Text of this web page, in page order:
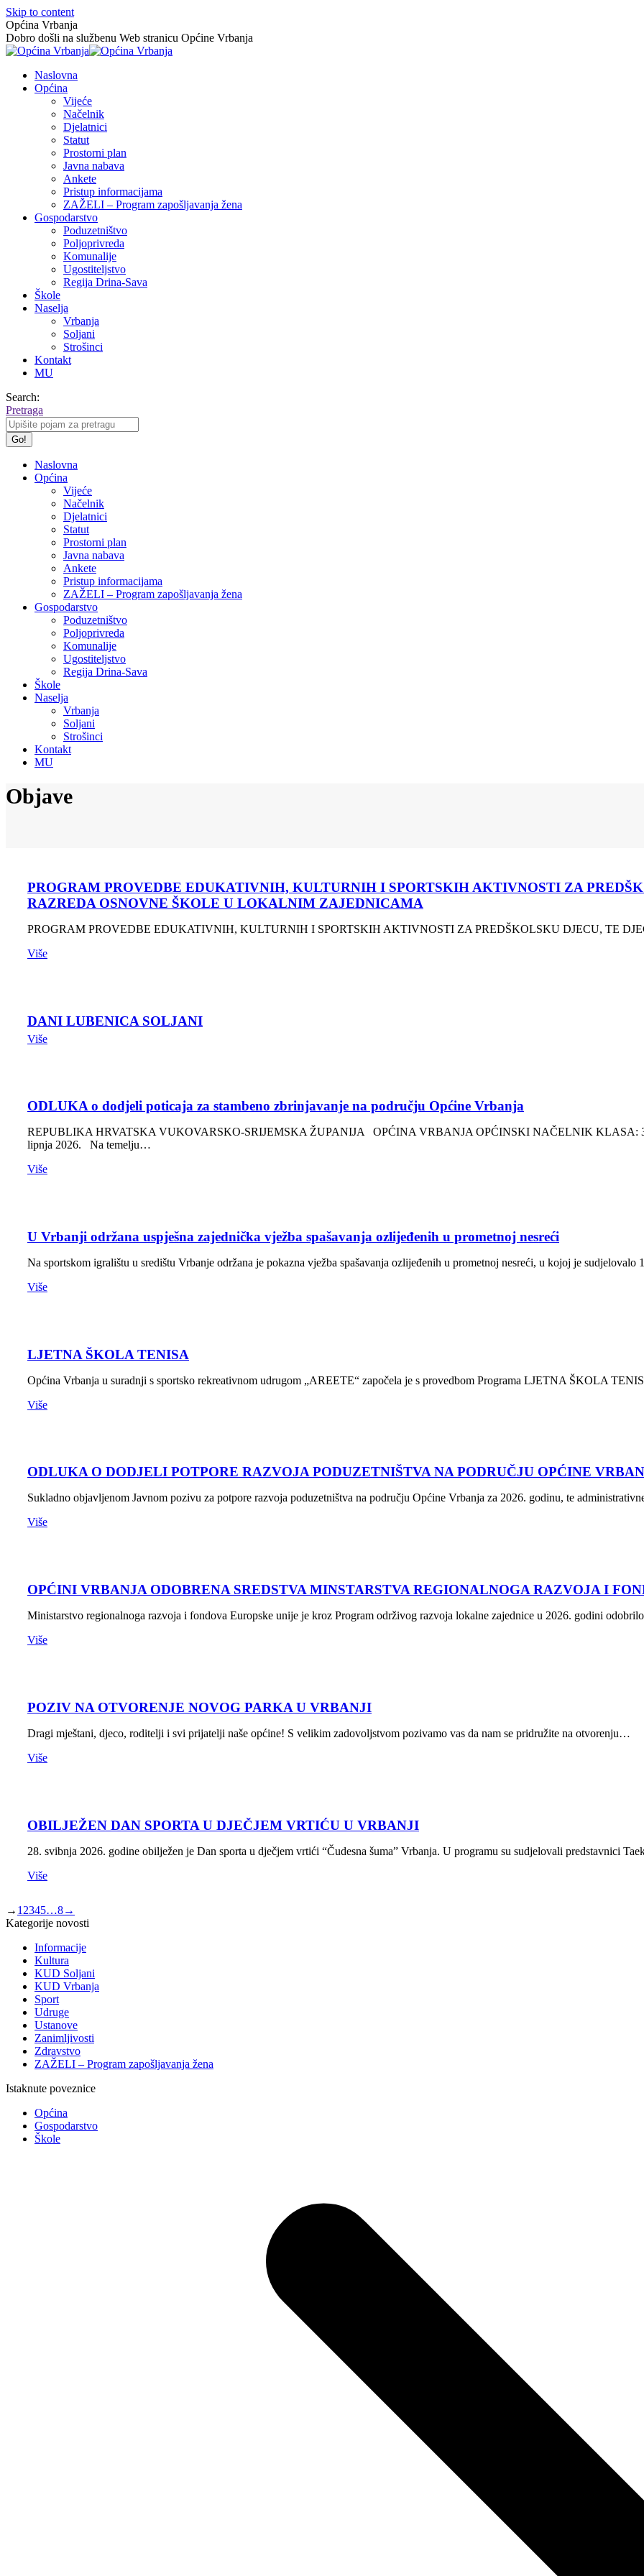
Skip to content
Općina Vrbanja
Dobro došli na službenu Web stranicu Općine Vrbanja
Naslovna
Općina
Vijeće
Načelnik
Djelatnici
Statut
Prostorni plan
Javna nabava
Ankete
Pristup informacijama
ZAŽELI – Program zapošljavanja žena
Gospodarstvo
Poduzetništvo
Poljoprivreda
Komunalije
Ugostiteljstvo
Regija Drina-Sava
Škole
Naselja
Vrbanja
Soljani
Strošinci
Kontakt
MU
Search:
Pretraga
Naslovna
Općina
Vijeće
Načelnik
Djelatnici
Statut
Prostorni plan
Javna nabava
Ankete
Pristup informacijama
ZAŽELI – Program zapošljavanja žena
Gospodarstvo
Poduzetništvo
Poljoprivreda
Komunalije
Ugostiteljstvo
Regija Drina-Sava
Škole
Naselja
Vrbanja
Soljani
Strošinci
Kontakt
MU
Objave
PROGRAM PROVEDBE EDUKATIVNIH, KULTURNIH I SPORTSKIH AKTIVNOSTI ZA
RAZREDA OSNOVNE ŠKOLE U LOKALNIM ZAJEDNICAMA
PROGRAM PROVEDBE EDUKATIVNIH, KULTURNIH I SPORTSKIH AKTIVNOSTI ZA PREDŠKOLSKU DJECU, TE
Više
DANI LUBENICA SOLJANI
Više
ODLUKA o dodjeli poticaja za stambeno zbrinjavanje na području Općine Vrbanja
REPUBLIKA HRVATSKA VUKOVARSKO-SRIJEMSKA ŽUPANIJA OPĆINA VRBANJA OPĆINSKI NAČELNIK KLASA:
lipnja 2026. Na temelju…
Više
U Vrbanji održana uspješna zajednička vježba spašavanja ozlijeđenih u prometnoj nesreći
Na sportskom igralištu u središtu Vrbanje održana je pokazna vježba spašavanja ozlijeđenih u prometnoj nesreći, u kojoj je sudjelovalo
Više
LJETNA ŠKOLA TENISA
Općina Vrbanja u suradnji s sportsko rekreativnom udrugom „AREETE“ započela je s provedbom Programa LJETNA ŠKOLA
Više
ODLUKA O DODJELI POTPORE RAZVOJA PODUZETNIŠTVA NA PODRUČJU OPĆINE
Sukladno objavljenom Javnom pozivu za potpore razvoja poduzetništva na području Općine Vrbanja za 2026. godinu, te
Više
OPĆINI VRBANJA ODOBRENA SREDSTVA MINSTARSTVA REGIONALNOGA RAZVOJA I
Ministarstvo regionalnoga razvoja i fondova Europske unije je kroz Program održivog razvoja lokalne zajednice u 2026. godini
Više
POZIV NA OTVORENJE NOVOG PARKA U VRBANJI
Dragi mještani, djeco, roditelji i svi prijatelji naše općine! S velikim zadovoljstvom pozivamo vas da nam se pridružite na otvorenju…
Više
OBILJEŽEN DAN SPORTA U DJEČJEM VRTIĆU U VRBANJI
28. svibnja 2026. godine obilježen je Dan sporta u dječjem vrtići “Čudesna šuma” Vrbanja. U programu su sudjelovali predstavnici
Više
→ 1 2345…8→
Kategorije novosti
Informacije
Kultura
KUD Soljani
KUD Vrbanja
Sport
Udruge
Ustanove
Zanimljivosti
Zdravstvo
ZAŽELI – Program zapošljavanja žena
Istaknute poveznice
Općina
Gospodarstvo
Škole